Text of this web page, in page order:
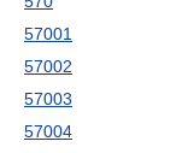
57001
57002
57003
57004